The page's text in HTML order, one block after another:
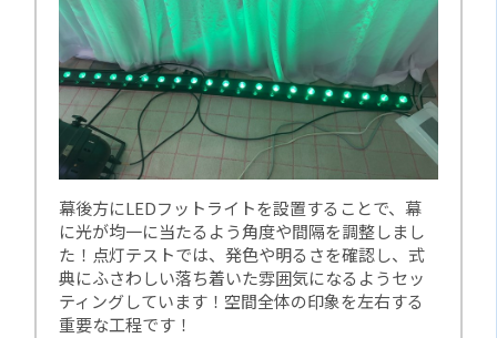
幕後方にLEDフットライトを設置することで、幕
に光が均一に当たるよう角度や間隔を調整しまし
た！点灯テストでは、発色や明るさを確認し、式
典にふさわしい落ち着いた雰囲気になるようセッ
ティングしています！空間全体の印象を左右する
重要な工程です！